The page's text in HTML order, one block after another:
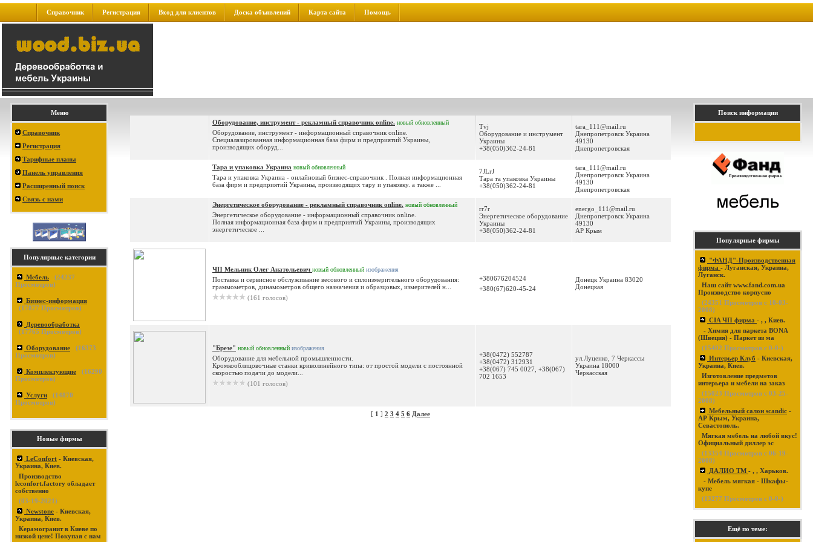
Справочник Регистрация Вход для клиентов Доска объявлений Карта сайта Помощь
Меню
Справочник
Регистрация
Тарифные планы
Панель управления
Расширенный поиск
Связь с нами
Популярные категории
Мебель (24237
Просмотров)
Бизнес-информация
(17877 Просмотров)
Деревообработка
(17765 Просмотров)
Оборудование (16373
Просмотров)
Комплектующие (16290
Просмотров)
Услуги (14870
Просмотров)
Новые фирмы
LeConfort - Киевская,
Украина, Киев.
Производство
leconfort.factory обладает
собственно
(03-19-2021)
Newstone - Киевская,
Украина, Киев.
Керамогранит в Киеве по
низкой цене! Покупая с нам
Оборудование, инструмент - рекламный справочник online. новый обновленный
Оборудование, инструмент - информационный справочник online.
Специалазированная информационная база фирм и предприятий Украины,
производящих оборуд...
Tvj
Оборудование и инструмент
Украины
+38(050)362-24-81
tara_111@mail.ru
Днепропетровск Украина
49130
Днепропетровская
Тара и упаковка Украина новый обновленный
Тара и упаковка Украина - онлайновый бизнес-справочник . Полная информационная
база фирм и предприятий Украины, производящих тару и упаковку. а также ...
7JLrJ
Тара та упаковка Украины
+38(050)362-24-81
tara_111@mail.ru
Днепропетровск Украина
49130
Днепропетровская
Энергетическое оборудование - рекламный справочник online. новый обновленный
Энергетическое оборудование - информационный справочник online.
Полная информационная база фирм и предприятий Украины, производящих
энергетическое ...
rr7r
Энергетическое оборудование
Украины
+38(050)362-24-81
energo_111@mail.ru
Днепропетровск Украина
49130
АР Крым
ЧП Мельник Олег Анатольевич новый обновленный изображения
Поставка и сервисное обслуживание весового и силоизмерительного оборудования:
граммометров, динамометров общего назначения и образцовых, измерителей н...
(161 голосов)
+380676204524
+380(67)620-45-24
Донецк Украина 83020
Донецкая
"Брезе" новый обновленный изображения
Оборудование для мебельной промышленности.
Кромкооблицовочные станки криволинейного типа: от простой модели с постоянной
скоростью подачи до модели...
(101 голосов)
+38(0472) 552787
+38(0472) 312931
+38(067) 745 0027, +38(067)
702 1653
ул.Луценко, 7 Черкассы
Украина 18000
Черкасская
[ 1 ] 2 3 4 5 6 Далее
Поиск информации
Популярные фирмы
"ФАНД"-Производственная
фирма - Луганская, Украина,
Луганск.
Наш сайт www.fand.com.ua
Производство корпусно
(24351 Просмотров с 10-03-
2008)
CIA ЧП фирма - , , Киев.
- Химия для паркета BONA
(Швеция) - Паркет из ма
(15402 Просмотров с 0-0-)
Интерьер Клуб - Киевская,
Украина, Киев.
Изготовление предметов
интерьера и мебели на заказ
(15023 Просмотров с 03-25-
2008)
Мебельный салон scandic -
АР Крым, Украина,
Севастополь.
Мягкая мебель на любой вкус!
Официальный диллер эс
(13354 Просмотров с 06-19-
2008)
ДАЛИО ТМ - , , Харьков.
- Мебель мягкая - Шкафы-
купе
(13277 Просмотров с 0-0-)
Ещё по теме: